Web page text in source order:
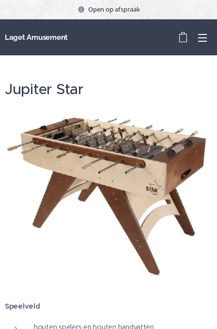
Open op afspraak
Laget Amusement
Jupiter Star
Speelveld
houten spelers en houten handvatten